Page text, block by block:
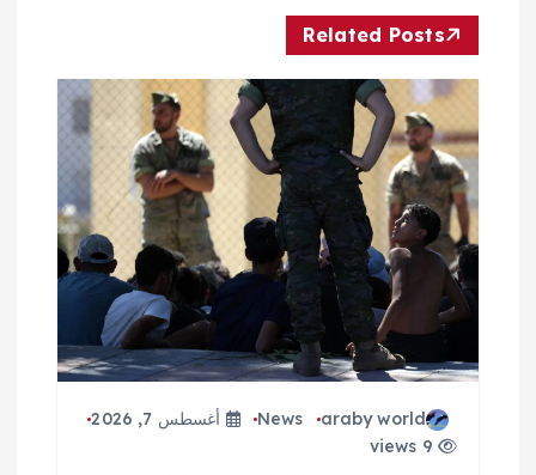
م
ق
ت
Related Posts
araby world
News
أغسطس 7, 2026
9 views